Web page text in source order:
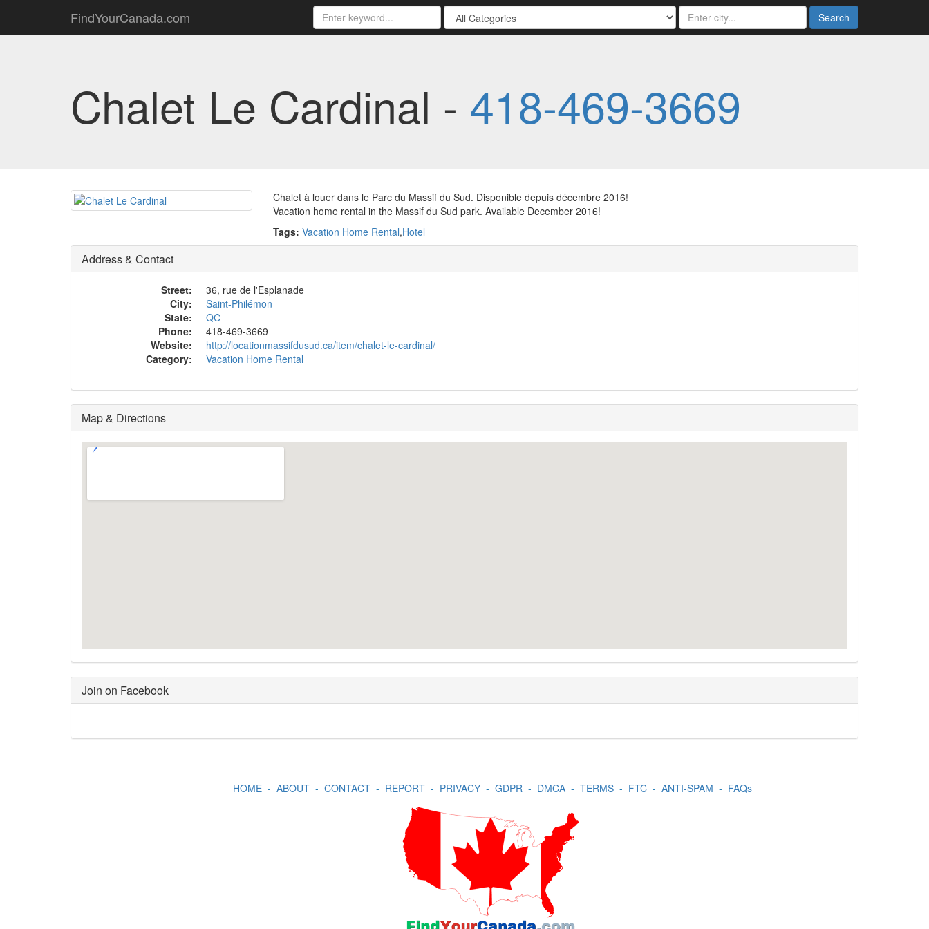
FindYourCanada.com Search
Chalet Le Cardinal - 418-469-3669
Chalet à louer dans le Parc du Massif du Sud. Disponible depuis décembre 2016!
Vacation home rental in the Massif du Sud park. Available December 2016!
Tags: Vacation Home Rental,Hotel
Address & Contact
Street:
36, rue de l'Esplanade
City:
Saint-Philémon
State:
QC
Phone:
418-469-3669
Website:
http://locationmassifdusud.ca/item/chalet-le-cardinal/
Category:
Vacation Home Rental
Map & Directions
Join on Facebook
HOME- ABOUT- CONTACT- REPORT- PRIVACY- GDPR- DMCA- TERMS- FTC- ANTI-SPAM - FAQs